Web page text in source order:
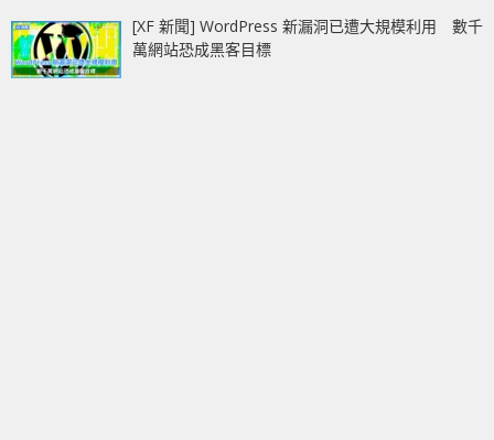
[XF 新聞] WordPress 新漏洞已遭大規模利用 數千
萬網站恐成黑客目標